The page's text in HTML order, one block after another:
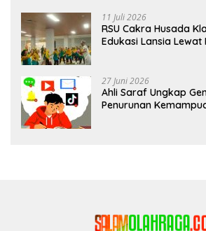
11 Juli 2026
RSU Cakra Husada
Edukasi Lansia Lewat
27 Juni 2026
Ahli Saraf Ungkap
Penurunan